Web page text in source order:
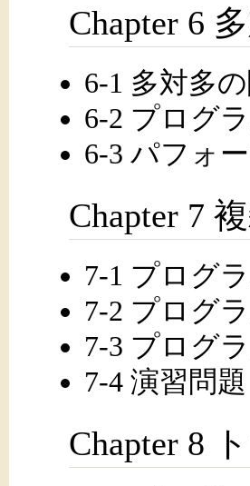
Chapter 6
6-1 多対多
6-2 プログ
6-3 パフォ
Chapter 7
7-1 プログ
7-2 プログ
7-3 プログ
7-4 演習問題
Chapter 8